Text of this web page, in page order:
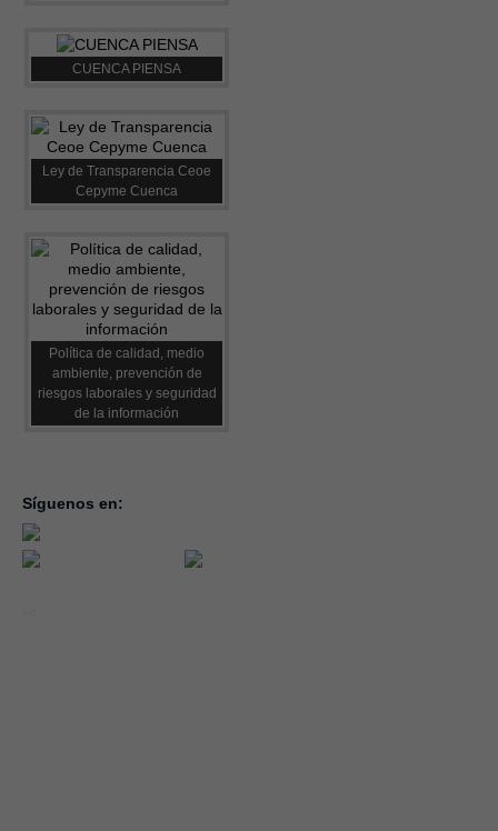
CUENCA PIENSA
Ley de Transparencia Ceoe
Cepyme Cuenca
Política de calidad, medio
ambiente, prevención de
riesgos laborales y seguridad
de la información
Síguenos en: